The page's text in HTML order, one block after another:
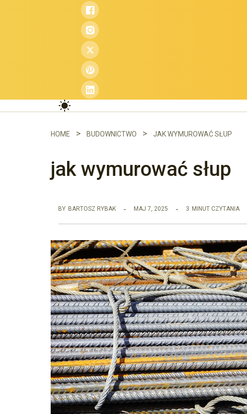
HOME BUDOWNICTWO JAK WYMUROWAĆ SŁUP
jak wymurować słup
BY BARTOSZ RYBAK MAJ 7, 2025 3 MINUT CZYTANIA